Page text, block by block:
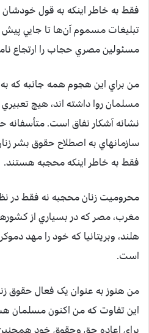
فقط به خاطر اينکه به قول خودشان
تبليغات مسموم آن‌ها تا جايي پيش
مسئولين مصري حجاب را ارتجاع
من براي اين هجوم همه جانبه که
مسلمان روا داشته اند، هيچ
نشانه آشکار نفاق است.
سازمانهاي به اصطلاح حقوق بشر
فقط به خاطر اينکه محجبه هستند.
محروميت زنان محجبه نه فقط در
مغرب، مصر که در بسياري از
هلند، وبريتانيا که خود را مهد
است.
من هنوز به عنوان يک فعال حقوق
اين تفاوت که من اکنون مسلمان